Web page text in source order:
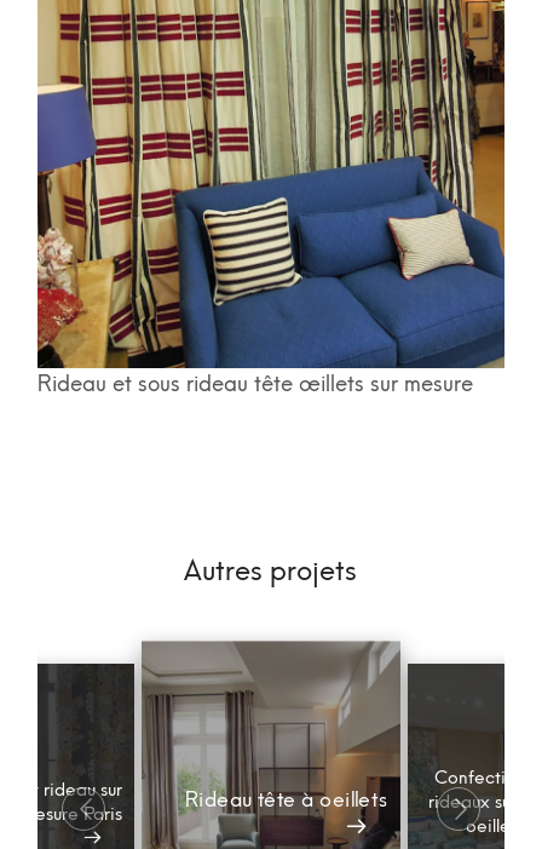
Rideau et sous rideau tête œillets sur mesure
Autres projets
rideau sur
mesure Paris
Rideau tête à oeillets
Confection
rideaux sur
oeillet